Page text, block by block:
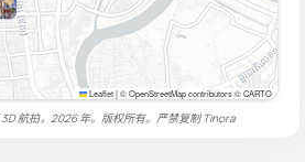
Leaflet|© OpenStreetMap contributors © CARTO
航拍，2026 年。版权所有。严禁复制Tinora